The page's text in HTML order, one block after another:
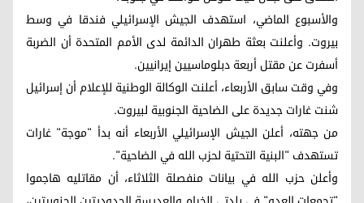
والأسبوع الماضي، استهدف الجيش الإسرائيلي فندقا في وسط
بيروت. وأعلنت بعثة طهران الدائمة لدى الأمم المتحدة أن الضربة
أسفرت عن مقتل أربعة دبلوماسيين إيرانيين.
وفي وقت سابق الأربعاء، أعلنت الوكالة الوطنية للإعلام أن إسرائيل
شنت غارات جديدة على الضاحية الجنوبية لبيروت.
من جهته، أعلن الجيش الإسرائيلي الأربعاء أنه بدأ "موجة" غارات
تستهدف "البنية التحتية لحزب الله في الضاحية".
وأعلن حزب الله في بيانات منفصلة الثلاثاء، أن مقاتليه هاجموا